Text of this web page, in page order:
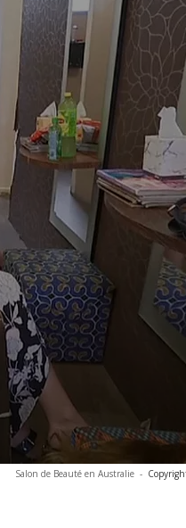
Salon de Beauté en Australie -